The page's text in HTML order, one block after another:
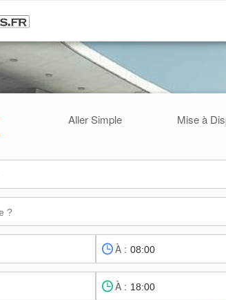
Aller Simple Mise à
À :
À :